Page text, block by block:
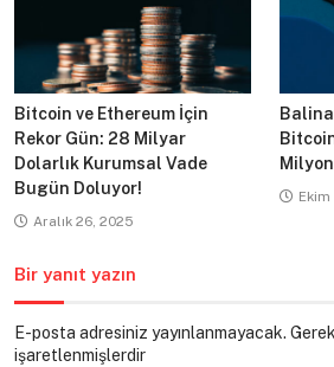
Bitcoin ve Ethereum İçin
Rekor Gün: 28 Milyar
Dolarlık Kurumsal Vade
Bugün Doluyor!
Aralık 26, 2025
Bir yanıt yazın
E-posta adresiniz yayınlanmayacak.
işaretlenmişlerdir